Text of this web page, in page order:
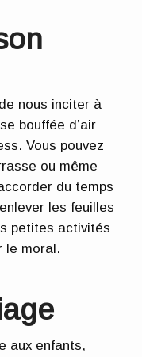
nous inciter à
bouffée d’air
Vous pouvez
ou même
du temps
les feuilles
petites activités
le moral.
aux enfants,